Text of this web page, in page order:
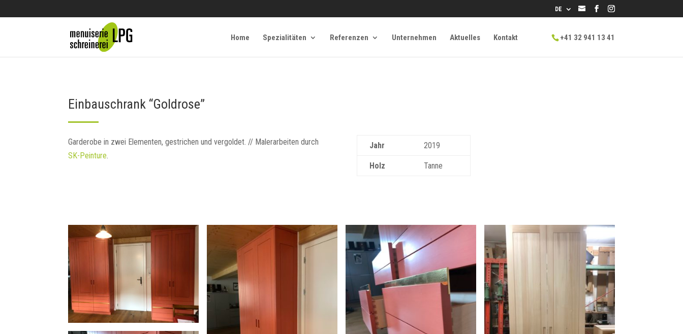
info@lpg.ch
DE
Home Spezialitäten Referenzen Unternehmen Aktuelles Kontakt +41 32 941 13 41
Einbauschrank “Goldrose”
Garderobe in zwei Elementen, gestrichen und vergoldet. // Malerarbeiten durch
SK-Peinture.
Jahr 2019
Holz Tanne